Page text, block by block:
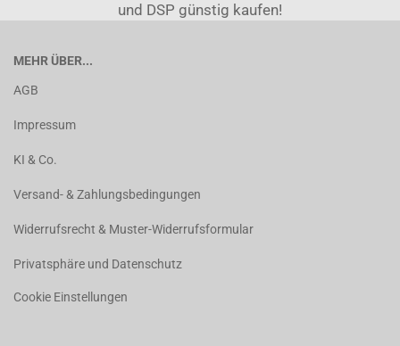
und DSP günstig kaufen!
MEHR ÜBER...
AGB
Impressum
KI & Co.
Versand- & Zahlungsbedingungen
Widerrufsrecht & Muster-Widerrufsformular
Privatsphäre und Datenschutz
Cookie Einstellungen